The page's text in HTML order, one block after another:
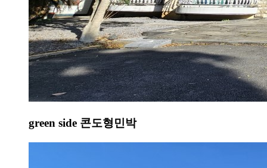
green side 콘도형민박